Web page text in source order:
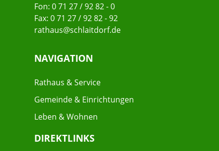
Fon: 0 71 27 / 92 82 - 0
Fax: 0 71 27 / 92 82 - 92
rathaus@schlaitdorf.de
NAVIGATION
Rathaus & Service
Gemeinde & Einrichtungen
Leben & Wohnen
DIREKTLINKS